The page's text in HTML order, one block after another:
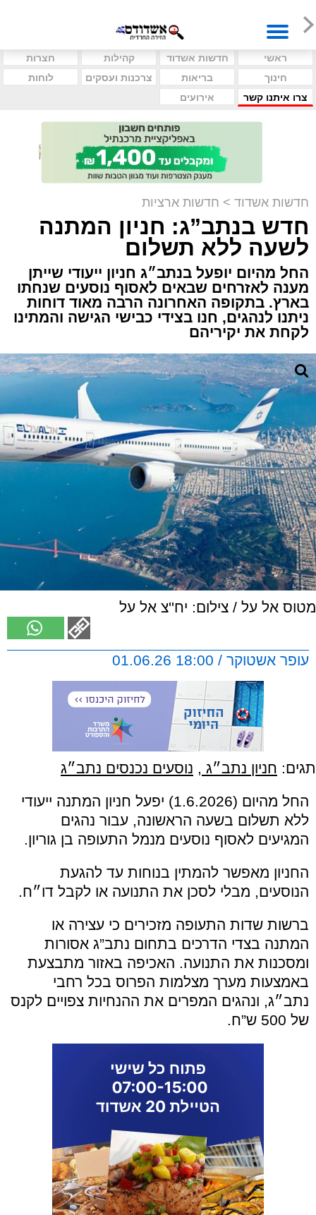
ראשי חדשות אשדוד קהילות
חצרות
חינוך
בריאות צרכנות ועסקים
לוחות
צרו איתנו קשר
אירועים
חדשות אשדוד > חדשות ארציות
חדש בנתב”ג: חניון המתנה
לשעה ללא תשלום
החל מהיום יופעל בנתב״ג חניון ייעודי שייתן
מענה לאזרחים שבאים לאסוף נוסעים שנחתו
בארץ. בתקופה האחרונה הרבה מאוד דוחות
ניתנו לנהגים, חנו בצידי כבישי הגישה והמתינו
לקחת את יקיריהם
מטוס אל על / צילום: יח''צ אל על
עופר אשטוקר / 18:00 01.06.26
תגים: חניון נתב״ג , נוסעים נכנסים נתב״ג
החל מהיום (1.6.2026) יפעל חניון המתנה ייעודי
ללא תשלום בשעה הראשונה, עבור נהגים
המגיעים לאסוף נוסעים מנמל התעופה בן גוריון.
החניון מאפשר להמתין בנוחות עד להגעת
הנוסעים, מבלי לסכן את התנועה או לקבל דו״ח.
ברשות שדות התעופה מזכירים כי עצירה או
המתנה בצדי הדרכים בתחום נתב”ג אסורות
ומסכנות את התנועה. האכיפה באזור מתבצעת
באמצעות מערך מצלמות הפרוס בכל רחבי
נתב״ג, ונהגים המפרים את ההנחיות צפויים לקנס
של 500 ש”ח.